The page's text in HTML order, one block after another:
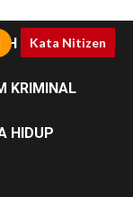
KRIMINAL
HIDUP
Kata Nitizen